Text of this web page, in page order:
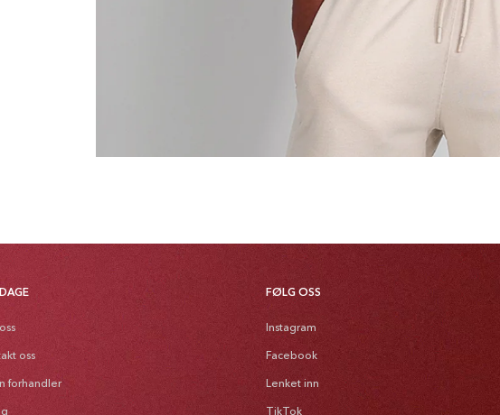
oss
forhandler
FØLG OSS
Instagram
Facebook
Lenket inn
TikTok